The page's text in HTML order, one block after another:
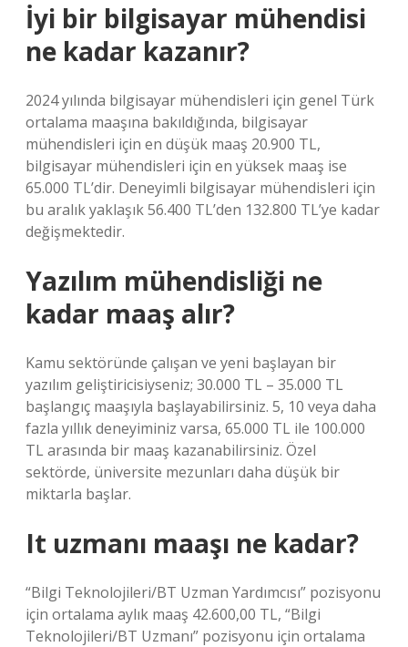
İyi bir bilgisayar mühendisi
ne kadar kazanır?
2024 yılında bilgisayar mühendisleri için genel Türk
ortalama maaşına bakıldığında, bilgisayar
mühendisleri için en düşük maaş 20.900 TL,
bilgisayar mühendisleri için en yüksek maaş ise
65.000 TL’dir. Deneyimli bilgisayar mühendisleri için
bu aralık yaklaşık 56.400 TL’den 132.800 TL’ye kadar
değişmektedir.
Yazılım mühendisliği ne
kadar maaş alır?
Kamu sektöründe çalışan ve yeni başlayan bir
yazılım geliştiricisiyseniz; 30.000 TL – 35.000 TL
başlangıç ​​maaşıyla başlayabilirsiniz. 5, 10 veya daha
fazla yıllık deneyiminiz varsa, 65.000 TL ile 100.000
TL arasında bir maaş kazanabilirsiniz. Özel
sektörde, üniversite mezunları daha düşük bir
miktarla başlar.
It uzmanı maaşı ne kadar?
“Bilgi Teknolojileri/BT Uzman Yardımcısı” pozisyonu
için ortalama aylık maaş 42.600,00 TL, “Bilgi
Teknolojileri/BT Uzmanı” pozisyonu için ortalama